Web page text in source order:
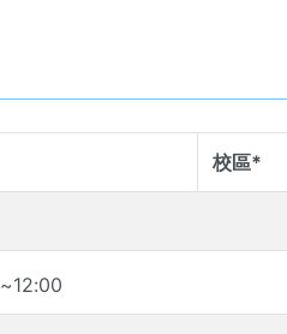
校區*
~12:00